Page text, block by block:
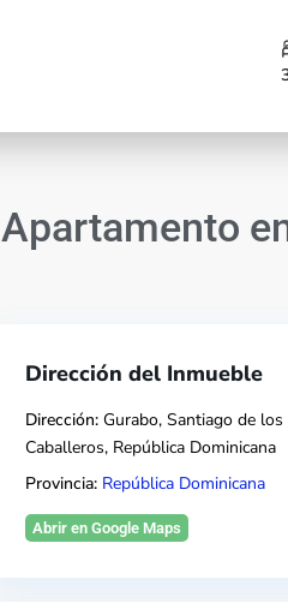
Apartamento
Dirección del Inmueble
Dirección: Gurabo, Santiago de los
Caballeros, República Dominicana
Provincia: República Dominicana
Abrir en Google Maps